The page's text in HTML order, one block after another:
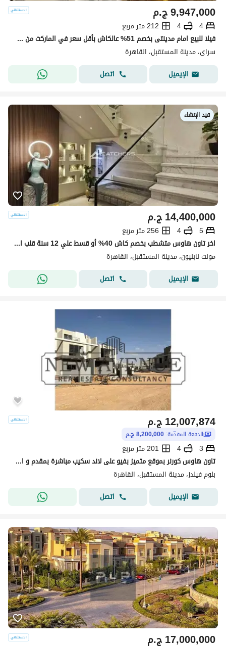
ج.م9,947,000
4
4
212 متر مربع
فيلا للبيع امام مدينتى بخصم 51% عالكاش بأقل سعر في الماركت من سنتين
سراى، مدينة المستقبل، القاهرة
الإيميل
اتصل
قيد الإنشاء
ج.م14,400,000
5
4
256 متر مربع
اخر تاون هاوس متشطب بخصم كاش 40% أو قسط علي 12 سنة قلب المستقبل سيتي
مونت نابليون، مدينة المستقبل، القاهرة
الإيميل
اتصل
ج.م12,007,874
الدفعة المقدّمة: 8,200,000 ج.م
3
4
201 متر مربع
تاون هاوس كورنر بموقع متميز بفيو على لاند سكيب مباشرة بمقدم و اقساط استلام سنة فى بلوم فيلدز تطوير مصر Bloomfields
بلوم فيلدز، مدينة المستقبل، القاهرة
الإيميل
اتصل
ج.م17,000,000